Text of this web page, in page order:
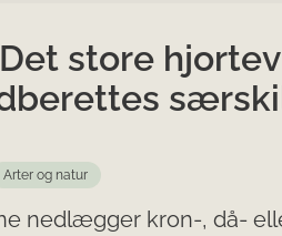
store
Arter og natur
nedlægger kron-, då-